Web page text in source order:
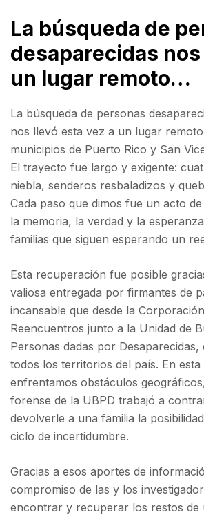
La búsqueda de
desaparecidas nos
un lugar remoto…
La búsqueda de personas
nos llevó esta vez a un lugar
municipios de Puerto Rico y San
El trayecto fue largo y exigente:
niebla, senderos resbaladizos y
Cada paso que dimos fue un acto
la memoria, la verdad y la
familias que siguen esperando un
Esta recuperación fue posible
valiosa entregada por firmantes de
incansable que desde la
Reencuentros junto a la Unidad de
Personas dadas por
todos los territorios del país. En esta
enfrentamos obstáculos
forense de la UBPD trabajó a
devolverle a una familia la
ciclo de incertidumbre.
Gracias a esos aportes de
compromiso de las y los
encontrar y recuperar los restos de